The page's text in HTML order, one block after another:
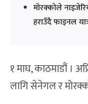
मोरक्कोले
हराउँदै फाइनल
१ माघ, काठमाडौं ।
लागि सेनेगल र